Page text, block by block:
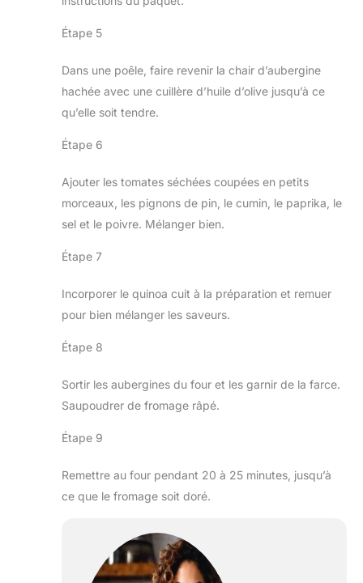
Étape 5
Dans une poêle, faire revenir la chair d’aubergine
hachée avec une cuillère d’huile d’olive jusqu’à ce
qu’elle soit tendre.
Étape 6
Ajouter les tomates séchées coupées en petits
morceaux, les pignons de pin, le cumin, le paprika, le
sel et le poivre. Mélanger bien.
Étape 7
Incorporer le quinoa cuit à la préparation et remuer
pour bien mélanger les saveurs.
Étape 8
Sortir les aubergines du four et les garnir de la farce.
Saupoudrer de fromage râpé.
Étape 9
Remettre au four pendant 20 à 25 minutes, jusqu’à
ce que le fromage soit doré.